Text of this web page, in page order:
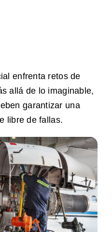
enfrenta retos de
allá de lo imaginable,
garantizar una
libre de fallas.